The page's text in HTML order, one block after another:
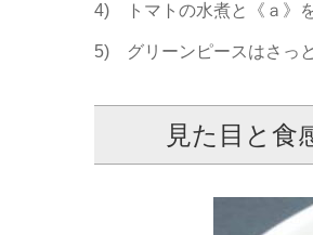
4) トマトの水煮と《ａ》
5) グリーンピースはさっ
見た目と